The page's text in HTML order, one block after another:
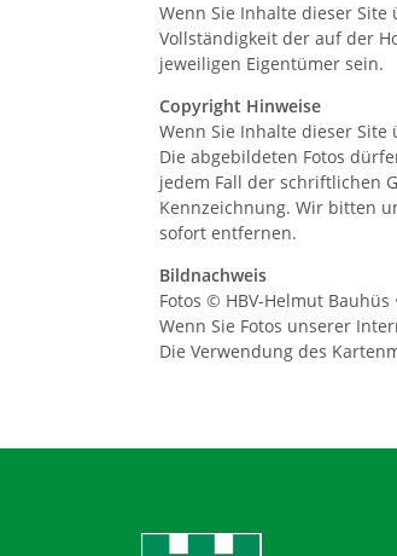
Wenn Sie Inhalte dieser
Vollständigkeit der auf der
jeweiligen Eigentümer sein.
Copyright Hinweise
Wenn Sie Inhalte dieser
Die abgebildeten Fotos
jedem Fall der schriftlichen
Kennzeichnung. Wir bitten
sofort entfernen.
Bildnachweis
Fotos © HBV-Helmut
Wenn Sie Fotos unserer
Die Verwendung des